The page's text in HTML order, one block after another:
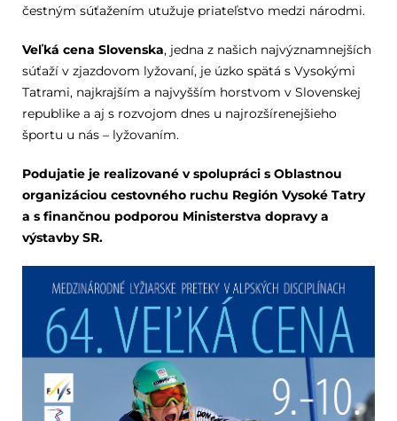
čestným súťažením utužuje priateľstvo medzi národmi.
Veľká cena Slovenska, jedna z našich najvýznamnejších
súťaží v zjazdovom lyžovaní, je úzko spätá s Vysokými
Tatrami, najkrajším a najvyšším horstvom v Slovenskej
republike a aj s rozvojom dnes u najrozšírenejšieho
športu u nás – lyžovaním.
Podujatie je realizované v spolupráci s Oblastnou
organizáciou cestovného ruchu Región Vysoké Tatry
a s finančnou podporou Ministerstva dopravy a
výstavby SR.